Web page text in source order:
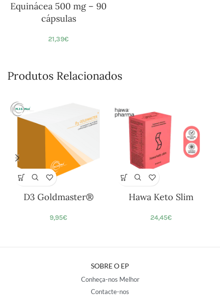
Equinácea 500 mg – 90
cápsulas
21,39€
Produtos Relacionados
D3 Goldmaster®
9,95€
Hawa Keto Slim
24,45€
SOBRE O EP
Conheça-nos Melhor
Contacte-nos